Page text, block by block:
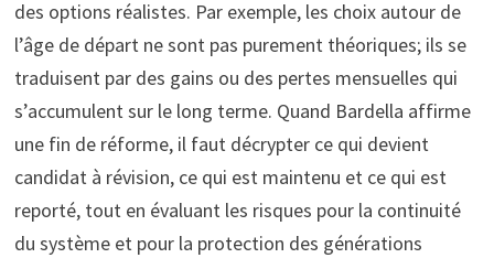
des options réalistes. Par exemple, les choix autour de
l’âge de départ ne sont pas purement théoriques; ils se
traduisent par des gains ou des pertes mensuelles qui
s’accumulent sur le long terme. Quand Bardella affirme
une fin de réforme, il faut décrypter ce qui devient
candidat à révision, ce qui est maintenu et ce qui est
reporté, tout en évaluant les risques pour la continuité
du système et pour la protection des générations